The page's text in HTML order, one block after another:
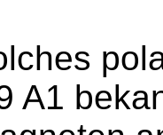
A1